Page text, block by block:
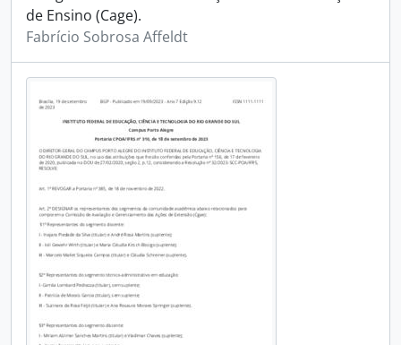
de Ensino (Cage).
Fabrício Sobrosa Affeldt